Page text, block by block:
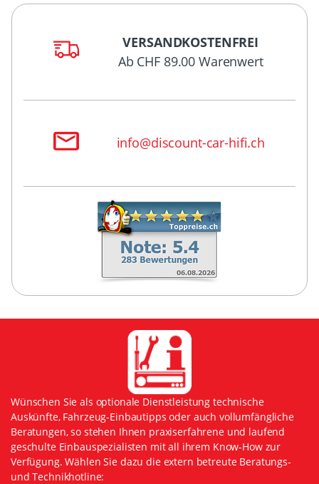
VERSANDKOSTENFREI
Ab CHF 89.00 Warenwert
info@discount-car-hifi.ch
Wünschen Sie als optionale Dienstleistung technische
Auskünfte, Fahrzeug-Einbautipps oder auch vollumfängliche
Beratungen, so stehen Ihnen praxiserfahrene und laufend
geschulte Einbauspezialisten mit all ihrem Know-How zur
Verfügung. Wählen Sie dazu die extern betreute Beratungs-
und Technikhotline: